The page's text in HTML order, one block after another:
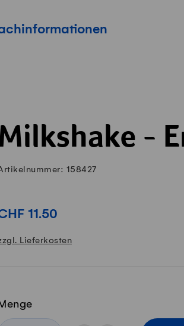
-
158427
11.50
Lieferkosten
Menge